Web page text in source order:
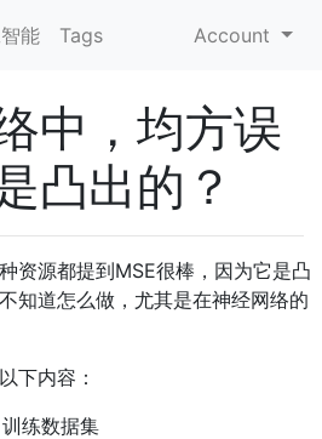
能 Tags Account
中，均方误
凸出的？
资源都提到MSE很棒，因为它是凸
知道怎么做，尤其是在神经网络的
下内容：
练数据集